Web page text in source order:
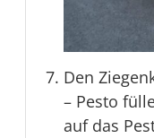
Den
– Pesto
auf das